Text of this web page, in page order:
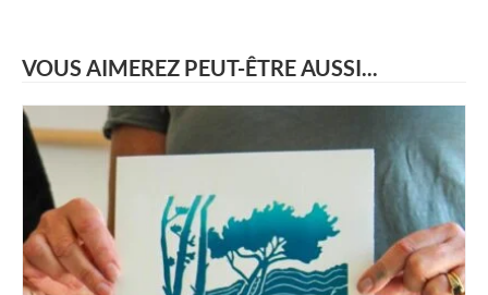
VOUS AIMEREZ PEUT-ÊTRE AUSSI...